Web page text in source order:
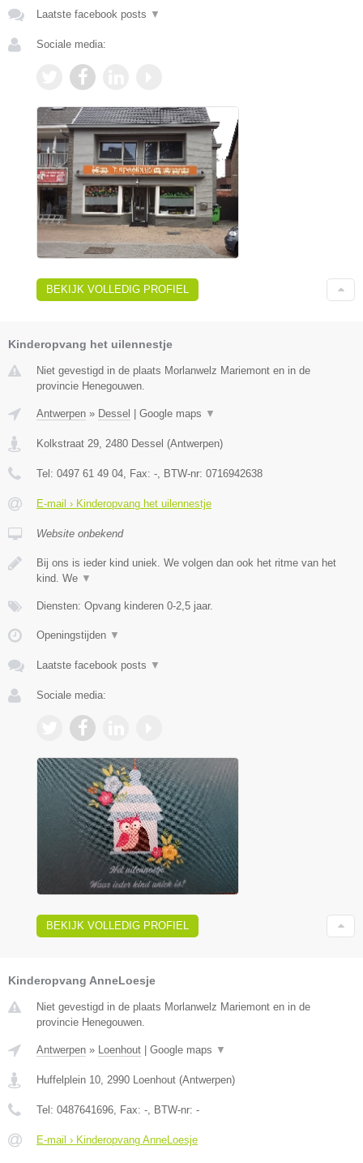
Laatste facebook posts ▼
Sociale media:
BEKIJK VOLLEDIG PROFIEL
Kinderopvang het uilennestje
Niet gevestigd in de plaats Morlanwelz Mariemont en in de
provincie Henegouwen.
Antwerpen » Dessel Google maps ▼
Kolkstraat 29 2480 Dessel (Antwerpen)
Tel: 0497 61 49 04 , Fax: - , BTW-nr: 0716942638
E-mail › Kinderopvang het uilennestje
Website onbekend
Bij ons is ieder kind uniek. We volgen dan ook het ritme van het
kind. We ▼
Diensten: Opvang kinderen 0-2,5 jaar.
Openingstijden ▼
Laatste facebook posts ▼
Sociale media:
BEKIJK VOLLEDIG PROFIEL
Kinderopvang AnneLoesje
Niet gevestigd in de plaats Morlanwelz Mariemont en in de
provincie Henegouwen.
Antwerpen » Loenhout Google maps ▼
Huffelplein 10, 2990 Loenhout (Antwerpen)
Tel: 0487641696, Fax: -, BTW-nr: -
E-mail › Kinderopvang AnneLoesje